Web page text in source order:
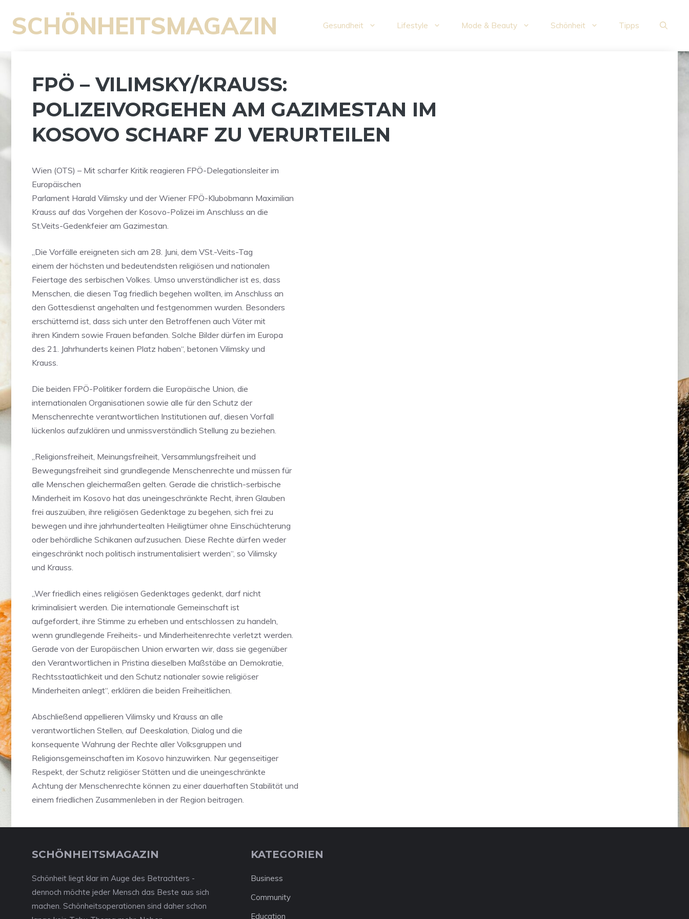
Inhalt
springen
SCHÖNHEITSMAGAZIN Gesundheit Lifestyle Mode & Beauty Schönheit Tipps
FPÖ – VILIMSKY/KRAUSS:
POLIZEIVORGEHEN AM GAZIMESTAN IM
KOSOVO SCHARF ZU VERURTEILEN
Wien (OTS) – Mit scharfer Kritik reagieren FPÖ-Delegationsleiter im
Europäischen
Parlament Harald Vilimsky und der Wiener FPÖ-Klubobmann Maximilian
Krauss auf das Vorgehen der Kosovo-Polizei im Anschluss an die
St.Veits-Gedenkfeier am Gazimestan.
„Die Vorfälle ereigneten sich am 28. Juni, dem VSt.-Veits-Tag
einem der höchsten und bedeutendsten religiösen und nationalen
Feiertage des serbischen Volkes. Umso unverständlicher ist es, dass
Menschen, die diesen Tag friedlich begehen wollten, im Anschluss an
den Gottesdienst angehalten und festgenommen wurden. Besonders
erschütternd ist, dass sich unter den Betroffenen auch Väter mit
ihren Kindern sowie Frauen befanden. Solche Bilder dürfen im Europa
des 21. Jahrhunderts keinen Platz haben“, betonen Vilimsky und
Krauss.
Die beiden FPÖ-Politiker fordern die Europäische Union, die
internationalen Organisationen sowie alle für den Schutz der
Menschenrechte verantwortlichen Institutionen auf, diesen Vorfall
lückenlos aufzuklären und unmissverständlich Stellung zu beziehen.
„Religionsfreiheit, Meinungsfreiheit, Versammlungsfreiheit und
Bewegungsfreiheit sind grundlegende Menschenrechte und müssen für
alle Menschen gleichermaßen gelten. Gerade die christlich-serbische
Minderheit im Kosovo hat das uneingeschränkte Recht, ihren Glauben
frei auszuüben, ihre religiösen Gedenktage zu begehen, sich frei zu
bewegen und ihre jahrhundertealten Heiligtümer ohne Einschüchterung
oder behördliche Schikanen aufzusuchen. Diese Rechte dürfen weder
eingeschränkt noch politisch instrumentalisiert werden“, so Vilimsky
und Krauss.
„Wer friedlich eines religiösen Gedenktages gedenkt, darf nicht
kriminalisiert werden. Die internationale Gemeinschaft ist
aufgefordert, ihre Stimme zu erheben und entschlossen zu handeln,
wenn grundlegende Freiheits- und Minderheitenrechte verletzt werden.
Gerade von der Europäischen Union erwarten wir, dass sie gegenüber
den Verantwortlichen in Pristina dieselben Maßstäbe an Demokratie,
Rechtsstaatlichkeit und den Schutz nationaler sowie religiöser
Minderheiten anlegt“, erklären die beiden Freiheitlichen.
Abschließend appellieren Vilimsky und Krauss an alle
verantwortlichen Stellen, auf Deeskalation, Dialog und die
konsequente Wahrung der Rechte aller Volksgruppen und
Religionsgemeinschaften im Kosovo hinzuwirken. Nur gegenseitiger
Respekt, der Schutz religiöser Stätten und die uneingeschränkte
Achtung der Menschenrechte können zu einer dauerhaften Stabilität und
einem friedlichen Zusammenleben in der Region beitragen.
SCHÖNHEITSMAGAZIN
Schönheit liegt klar im Auge des Betrachters -
dennoch möchte jeder Mensch das Beste aus sich
machen. Schönheitsoperationen sind daher schon
KATEGORIEN
Business
Community
Education